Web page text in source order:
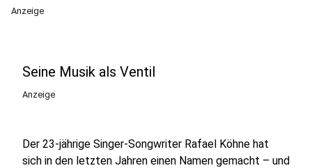
Anzeige
Seine Musik als Ventil
Anzeige
Der 23-jährige Singer-Songwriter Rafael Köhne hat
sich in den letzten Jahren einen Namen gemacht – und